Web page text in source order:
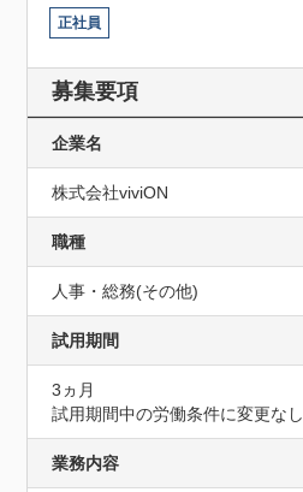
正社員
募集要項
企業名
株式会社viviON
職種
人事・総務(その他)
試用期間
3ヵ月
試用期間中の労働条件に変更なし
業務内容